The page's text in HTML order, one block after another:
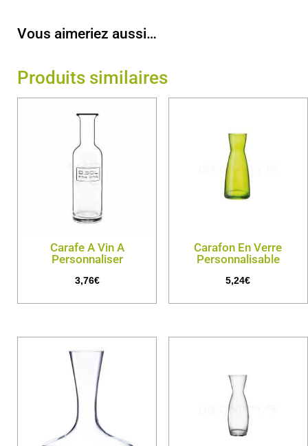
Vous aimeriez aussi…
Produits similaires
Carafe A Vin A
Personnaliser
3,76€
Carafon En Verre
Personnalisable
5,24€